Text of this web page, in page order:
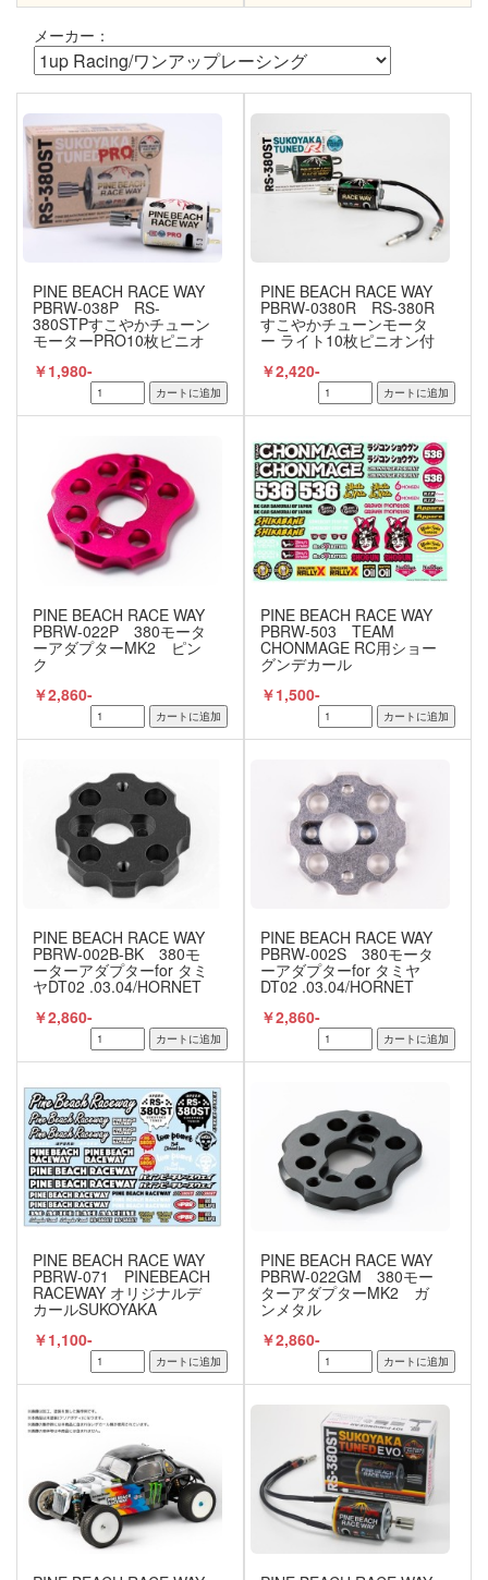
メーカー：
PINE BEACH RACE WAY
PBRW-038P RS-
380STPすこやかチューン
モーターPRO10枚ピニオ
￥1,980-
PINE BEACH RACE WAY
PBRW-0380R RS-380R
すこやかチューンモータ
ー ライト10枚ピニオン付
￥2,420-
PINE BEACH RACE WAY
PBRW-022P 380モータ
ーアダプターMK2 ピン
ク
￥2,860-
PINE BEACH RACE WAY
PBRW-503 TEAM
CHONMAGE RC用ショー
グンデカール
￥1,500-
PINE BEACH RACE WAY
PBRW-002B-BK 380モ
ーターアダプターfor タミ
ヤDT02 .03.04/HORNET
EVO ブラック
￥2,860-
PINE BEACH RACE WAY
PBRW-002S 380モータ
ーアダプターfor タミヤ
DT02 .03.04/HORNET
￥2,860-
PINE BEACH RACE WAY
PBRW-071 PINEBEACH
RACEWAY オリジナルデ
カールSUKOYAKA
￥1,100-
PINE BEACH RACE WAY
PBRW-022GM 380モー
ターアダプターMK2 ガ
ンメタル
￥2,860-